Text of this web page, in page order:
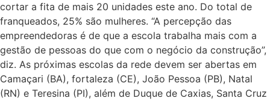
cortar a fita de mais 20 unidades este ano. Do total de
franqueados, 25% são mulheres. “A percepção das
empreendedoras é de que a escola trabalha mais com a
gestão de pessoas do que com o negócio da construção”,
diz. As próximas escolas da rede devem ser abertas em
Camaçari (BA), fortaleza (CE), João Pessoa (PB), Natal
(RN) e Teresina (PI), além de Duque de Caxias, Santa Cruz